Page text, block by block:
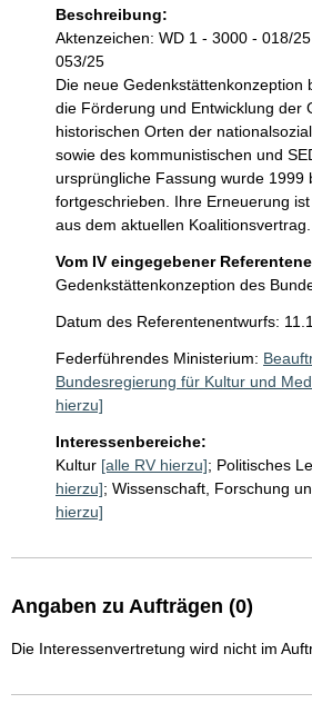
Beschreibung:
Aktenzeichen: WD 1 - 3000 - 018/
053/25
Die neue Gedenkstättenkonzeption
die Förderung und Entwicklung der
historischen Orten der
sowie des kommunistischen und
ursprüngliche Fassung wurde 1999
fortgeschrieben. Ihre Erneuerung
aus dem aktuellen Koalitionsvertrag.
Vom IV eingegebener
Gedenkstättenkonzeption des
Datum des Referentenentwurfs:
Federführendes Ministerium:
Bundesregierung für Kultur und
hierzu]
Interessenbereiche:
Kultur [alle RV hierzu]; Politisches
hierzu]; Wissenschaft, Forschung
hierzu]
Angaben zu Aufträgen (0)
Die Interessenvertretung wird nicht im